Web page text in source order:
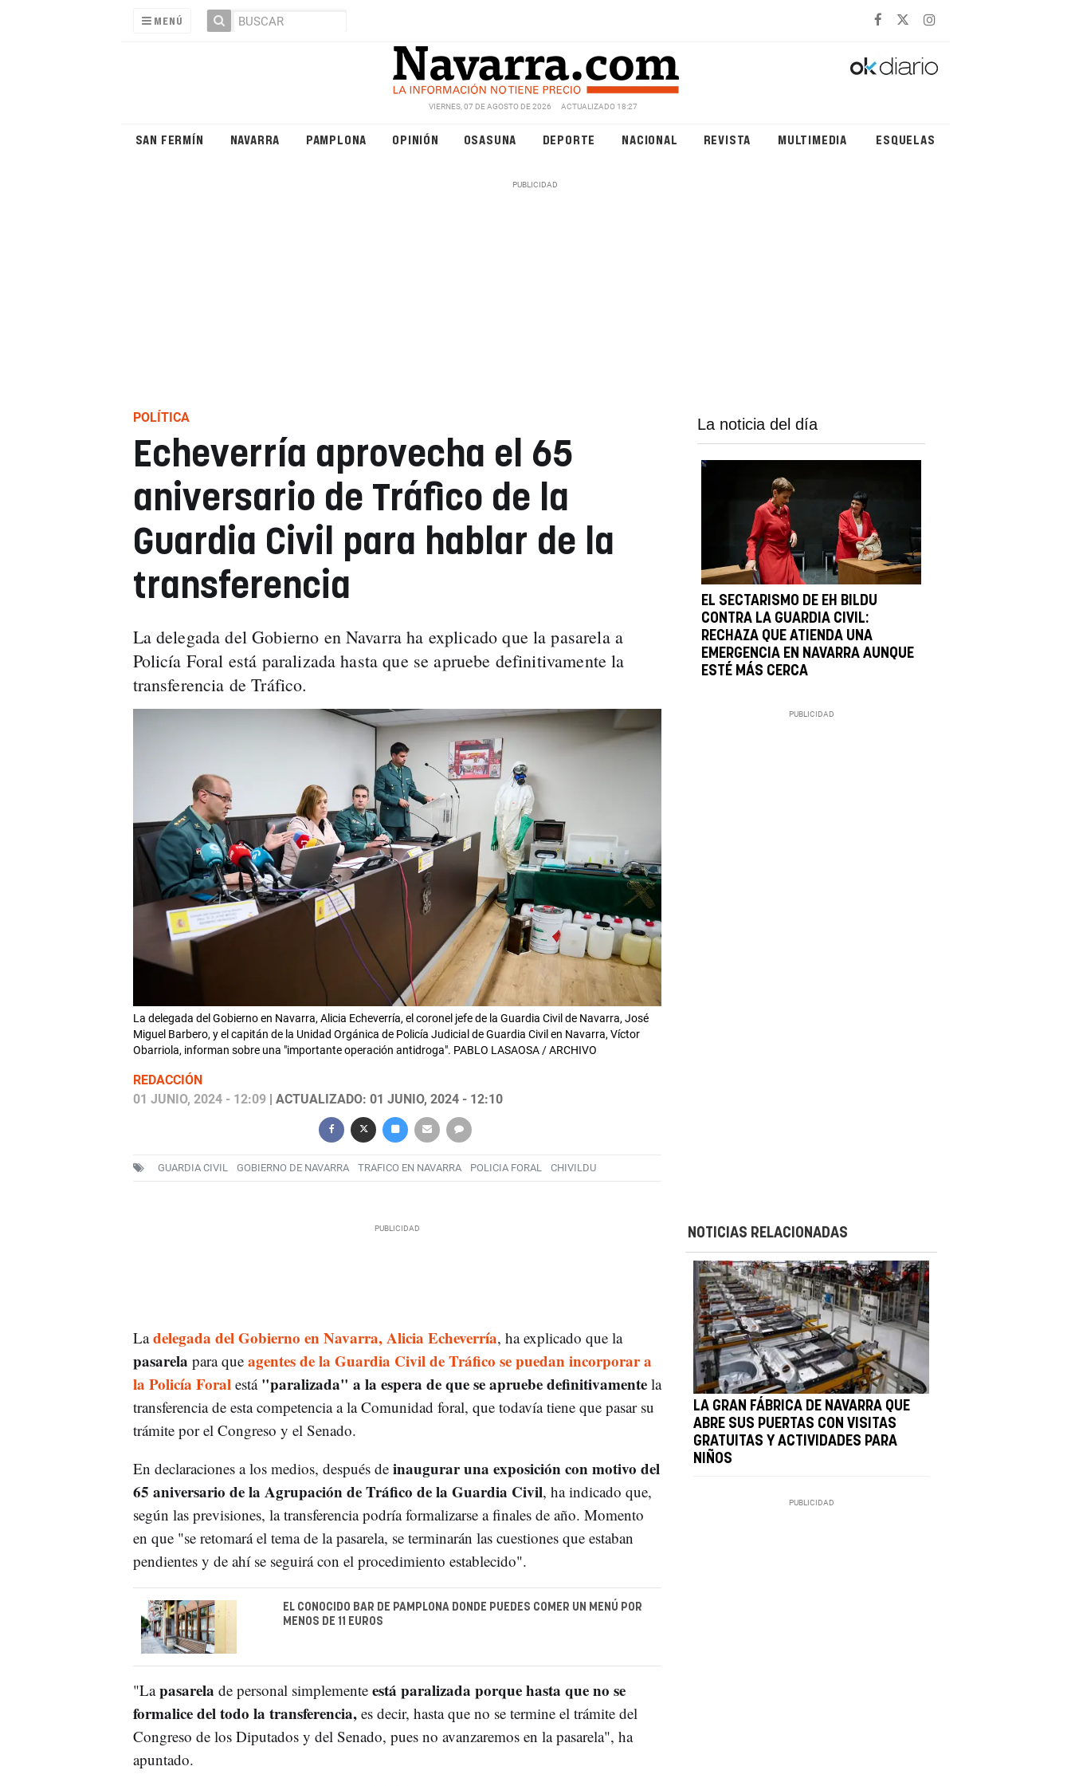
MENÚ
VIERNES, 07 DE AGOSTO DE 2026 ACTUALIZADO 18:27
SAN FERMÍN NAVARRA PAMPLONA OPINIÓN OSASUNA DEPORTE NACIONAL REVISTA MULTIMEDIA ESQUELAS
POLÍTICA
Echeverría aprovecha el 65
aniversario de Tráfico de la
Guardia Civil para hablar de la
transferencia
La delegada del Gobierno en Navarra ha explicado que la pasarela a
Policía Foral está paralizada hasta que se apruebe definitivamente la
transferencia de Tráfico.
La delegada del Gobierno en Navarra, Alicia Echeverría, el coronel jefe de la Guardia Civil de Navarra, José
Miguel Barbero, y el capitán de la Unidad Orgánica de Policía Judicial de Guardia Civil en Navarra, Víctor
Obarriola, informan sobre una "importante operación antidroga". PABLO LASAOSA / ARCHIVO
REDACCIÓN
01 JUNIO, 2024 - 12:09| ACTUALIZADO: 01 JUNIO, 2024 - 12:10
GUARDIA CIVIL GOBIERNO DE NAVARRA TRAFICO EN NAVARRA POLICIA FORAL CHIVILDU
La noticia del día
EL SECTARISMO DE EH BILDU
CONTRA LA GUARDIA CIVIL:
RECHAZA QUE ATIENDA UNA
EMERGENCIA EN NAVARRA AUNQUE
ESTÉ MÁS CERCA
Ladelegada del Gobierno en Navarra, Alicia Echeverría, ha explicado que la
pasarela para que agentes de la Guardia Civil de Tráfico se puedan incorporar a
la Policía Foral está "paralizada" a la espera de que se apruebe definitivamente la
transferencia de esta competencia a la Comunidad foral, que todavía tiene que pasar su
trámite por el Congreso y el Senado.
En declaraciones a los medios, después de inaugurar una exposición con motivo del
65 aniversario de la Agrupación de Tráfico de la Guardia Civil, ha indicado que,
según las previsiones, la transferencia podría formalizarse a finales de año. Momento
en que "se retomará el tema de la pasarela, se terminarán las cuestiones que estaban
pendientes y de ahí se seguirá con el procedimiento establecido".
EL CONOCIDO BAR DE PAMPLONA DONDE PUEDES COMER UN MENÚ POR
MENOS DE 11 EUROS
"Lapasarela de personal simplementeestá paralizada porque hasta que no se
formalice del todo la transferencia,es decir, hasta que no se termine el trámite del
Congreso de los Diputados y del Senado, pues no avanzaremos en la pasarela", ha
apuntado.
NOTICIAS RELACIONADAS
LA GRAN FÁBRICA DE NAVARRA QUE
ABRE SUS PUERTAS CON VISITAS
GRATUITAS Y ACTIVIDADES PARA
NIÑOS